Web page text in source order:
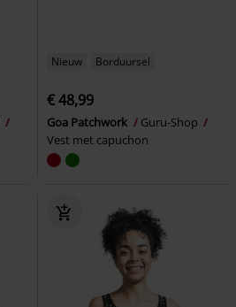
Nieuw Borduursel
€ 48,99
Goa Patchwork
Guru-Shop
Vest met capuchon